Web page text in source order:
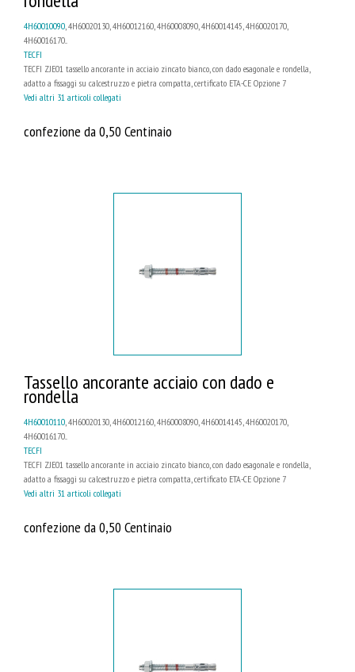
4H60010090, 4H60020130, 4H60012160, 4H60008090, 4H60014145, 4H60020170,
4H60016170...
TECFI
TECFI ZJE01 tassello ancorante in acciaio zincato bianco, con dado esagonale e rondella,
adatto a fissaggi su calcestruzzo e pietra compatta, certificato ETA-CE Opzione 7
Vedi altri 31 articoli collegati
confezione da 0,50 Centinaio
Tassello ancorante acciaio con dado e
rondella
4H60010110 , 4H60020130, 4H60012160, 4H60008090, 4H60014145, 4H60020170,
4H60016170...
TECFI
TECFI ZJE01 tassello ancorante in acciaio zincato bianco, con dado esagonale e rondella,
adatto a fissaggi su calcestruzzo e pietra compatta, certificato ETA-CE Opzione 7
Vedi altri 31 articoli collegati
confezione da 0,50 Centinaio